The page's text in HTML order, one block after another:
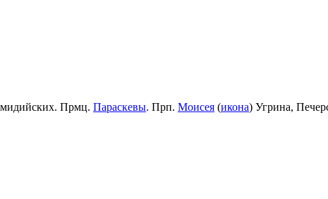
Прмц. Параскевы. Прп. Моисея (икона) Угрина,